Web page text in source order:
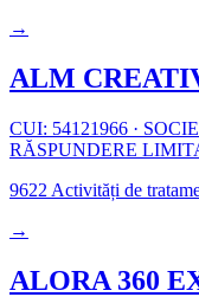
→
ALM
CUI: 54121966 ·
RĂSPUNDERE
9622 Activități de
→
ALORA 360